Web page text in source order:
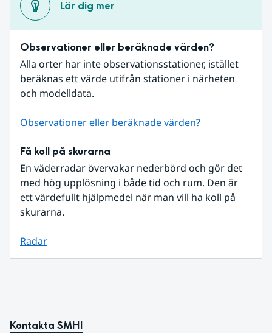
Lär dig mer
Observationer eller beräknade värden?
Alla orter har inte observationsstationer, istället
beräknas ett värde utifrån stationer i närheten
och modelldata.
Observationer eller beräknade värden?
Få koll på skurarna
En väderradar övervakar nederbörd och gör det
med hög upplösning i både tid och rum. Den är
ett värdefullt hjälpmedel när man vill ha koll på
skurarna.
Radar
Kontakta SMHI